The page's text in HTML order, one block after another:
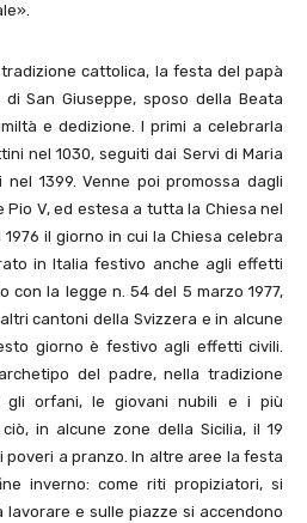
cattolica, la festa del papà
San Giuseppe, sposo della Beata
e dedizione. I primi a celebrarla
nel 1030, seguiti dai Servi di Maria
1399. Venne poi promossa dagli
V, ed estesa a tutta la Chiesa nel
1976 il giorno in cui la Chiesa celebra
in Italia festivo anche agli effetti
con la legge n. 54 del 5 marzo 1977,
cantoni della Svizzera e in alcune
giorno è festivo agli effetti civili.
del padre, nella tradizione
gli orfani, le giovani nubili e i più
in alcune zone della Sicilia, il 19
a pranzo. In altre aree la festa
inverno: come riti propiziatori, si
lavorare e sulle piazze si accendono